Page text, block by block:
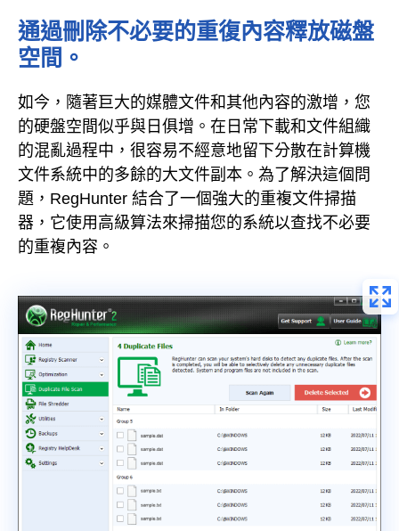
通過刪除不必要的重復內容釋放磁盤
空間。
如今，隨著巨大的媒體文件和其他內容的激增，您
的硬盤空間似乎與日俱增。在日常下載和文件組織
的混亂過程中，很容易不經意地留下分散在計算機
文件系統中的多餘的大文件副本。為了解決這個問
題，RegHunter 結合了一個強大的重複文件掃描
器，它使用高級算法來掃描您的系統以查找不必要
的重複內容。